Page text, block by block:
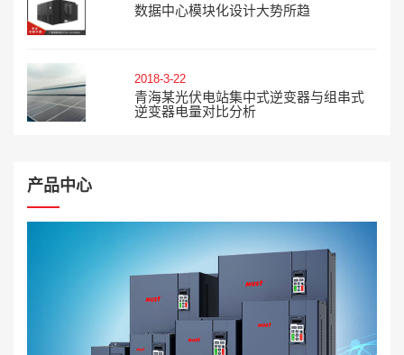
数据中心模块化设计大势所趋
2018-3-22
青海某光伏电站集中式逆变器与组串式
逆变器电量对比分析
产品中心